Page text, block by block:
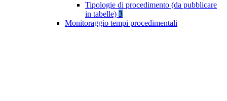
Tipologie di procedimento (da pubblicare
in tabelle) 3
Monitoraggio tempi procedimentali